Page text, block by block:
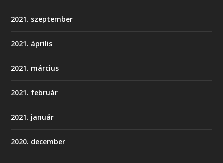
2021. szeptember
2021. április
2021. március
2021. február
2021. január
2020. december